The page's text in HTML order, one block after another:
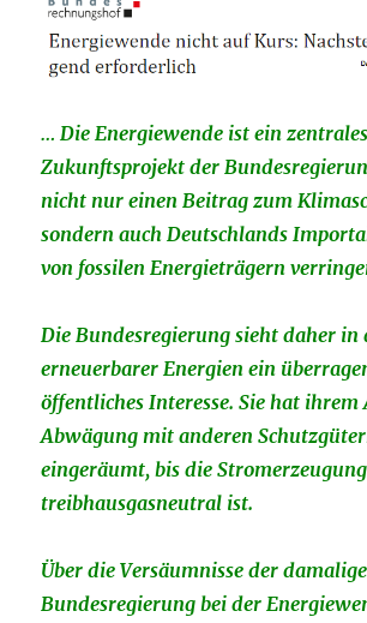
… Die Energiewende ist ein zentrales
Zukunftsprojekt der
nicht nur einen Beitrag zum
sondern auch Deutschlands
von fossilen Energieträgern
Die Bundesregierung sieht daher in
erneuerbarer Energien ein
öffentliches Interesse. Sie hat ihrem
Abwägung mit anderen
eingeräumt, bis die
treibhausgasneutral ist.
Über die Versäumnisse der
Bundesregierung bei der